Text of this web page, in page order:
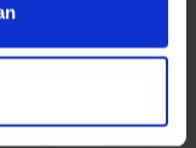
makkelijk te
ons platform.
en hiermee
tegelijk